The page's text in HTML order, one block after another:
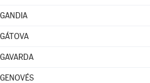
GANDIA
GÁTOVA
GAVARDA
GENOVÉS